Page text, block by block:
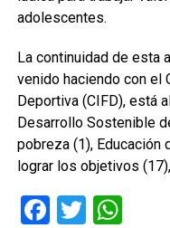
adolescentes.
La continuidad de esta
venido haciendo con el
Deportiva (CIFD), está
Desarrollo Sostenible
pobreza (1), Educación
lograr los objetivos
Facebook
Twitter